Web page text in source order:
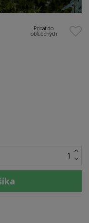
Pridať do
obľúbených